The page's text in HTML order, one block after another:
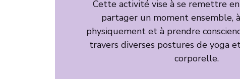
Cette activité vise à se remettre
partager un moment ensemble,
physiquement et à prendre
travers diverses postures de yoga
corporelle.